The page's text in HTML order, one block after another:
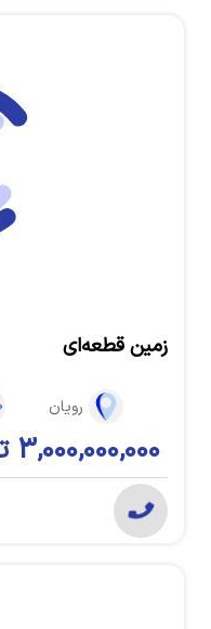
زمین قطعه‌ای
رویان
3,000,000,000 تومــان